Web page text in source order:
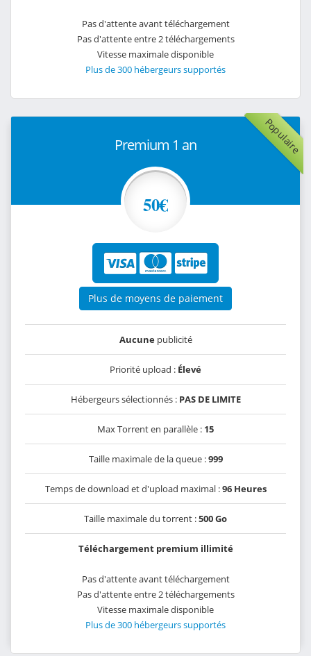
Pas d'attente avant téléchargement
Pas d'attente entre 2 téléchargements
Vitesse maximale disponible
Plus de 300 hébergeurs supportés
Populaire
Premium 1 an
50€
Plus de moyens de paiement
Aucunepublicité
Priorité upload : Élevé
Hébergeurs sélectionnés : PAS DE LIMITE
Max Torrent en parallèle : 15
Taille maximale de la queue :999
Temps de download et d'upload maximal :96 Heures
Taille maximale du torrent :500 Go
Téléchargement premium illimité
Pas d'attente avant téléchargement
Pas d'attente entre 2 téléchargements
Vitesse maximale disponible
Plus de 300 hébergeurs supportés